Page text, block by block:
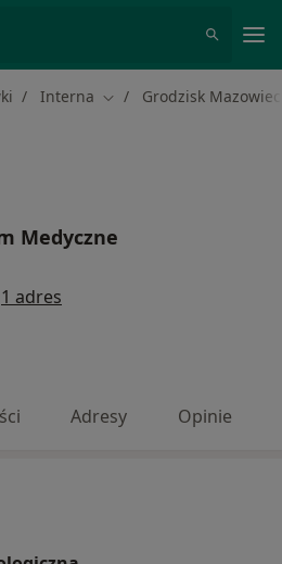
Interna Zmień miasto
Grodzisk
Medyczne
1 adres
Adresy Opinie